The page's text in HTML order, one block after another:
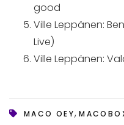
good
Ville Leppänen:
Live)
Ville Leppänen:
MACO OEY,